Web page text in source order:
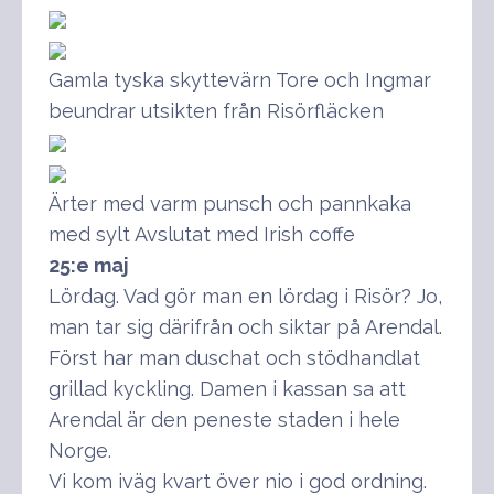
Gamla tyska skyttevärn Tore och Ingmar
beundrar utsikten från Risörfläcken
Ärter med varm punsch och pannkaka
med sylt Avslutat med Irish coffe
25:e maj
Lördag. Vad gör man en lördag i Risör? Jo,
man tar sig därifrån och siktar på Arendal.
Först har man duschat och stödhandlat
grillad kyckling. Damen i kassan sa att
Arendal är den peneste staden i hele
Norge.
Vi kom iväg kvart över nio i god ordning.